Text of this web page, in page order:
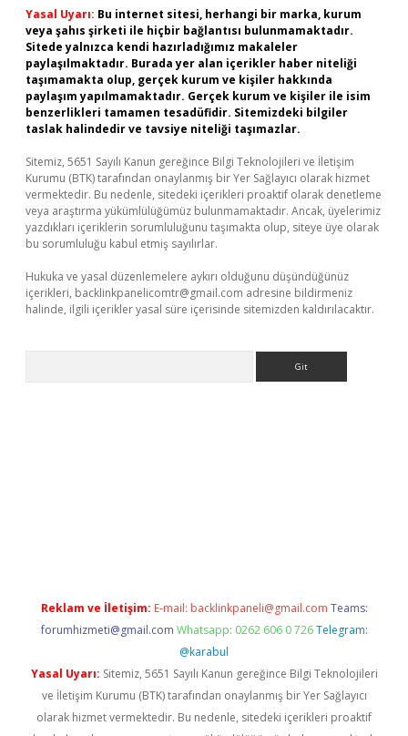
Yasal Uyarı: Bu internet sitesi, herhangi bir marka, kurum
veya şahıs şirketi ile hiçbir bağlantısı bulunmamaktadır.
Sitede yalnızca kendi hazırladığımız makaleler
paylaşılmaktadır. Burada yer alan içerikler haber niteliği
taşımamakta olup, gerçek kurum ve kişiler hakkında
paylaşım yapılmamaktadır. Gerçek kurum ve kişiler ile isim
benzerlikleri tamamen tesadüfidir. Sitemizdeki bilgiler
taslak halindedir ve tavsiye niteliği taşımazlar.
Sitemiz, 5651 Sayılı Kanun gereğince Bilgi Teknolojileri ve İletişim
Kurumu (BTK) tarafından onaylanmış bir Yer Sağlayıcı olarak hizmet
vermektedir. Bu nedenle, sitedeki içerikleri proaktif olarak denetleme
veya araştırma yükümlülüğümüz bulunmamaktadır. Ancak, üyelerimiz
yazdıkları içeriklerin sorumluluğunu taşımakta olup, siteye üye olarak
bu sorumluluğu kabul etmiş sayılırlar.
Hukuka ve yasal düzenlemelere aykırı olduğunu düşündüğünüz
içerikleri, backlinkpanelicomtr@gmail.com adresine bildirmeniz
halinde, ilgili içerikler yasal süre içerisinde sitemizden kaldırılacaktır.
Reklam ve İletişim: E-mail: backlinkpaneli@gmail.com Teams:
forumhizmeti@gmail.com Whatsapp: 0262 606 0 726 Telegram:
@karabul
Yasal Uyarı: Sitemiz, 5651 Sayılı Kanun gereğince Bilgi Teknolojileri
ve İletişim Kurumu (BTK) tarafından onaylanmış bir Yer Sağlayıcı
olarak hizmet vermektedir. Bu nedenle, sitedeki içerikleri proaktif